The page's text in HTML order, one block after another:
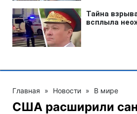
Главная » Новости » В мире
США расширили